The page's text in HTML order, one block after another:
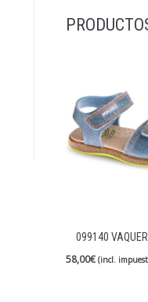
099140
58,00€ (incl.